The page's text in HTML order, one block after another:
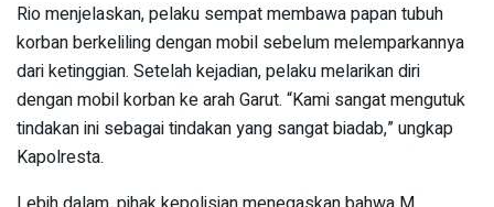
Rio menjelaskan, pelaku sempat membawa papan tubuh
korban berkeliling dengan mobil sebelum melemparkannya
dari ketinggian. Setelah kejadian, pelaku melarikan diri
dengan mobil korban ke arah Garut. “Kami sangat mengutuk
tindakan ini sebagai tindakan yang sangat biadab,” ungkap
Kapolresta.